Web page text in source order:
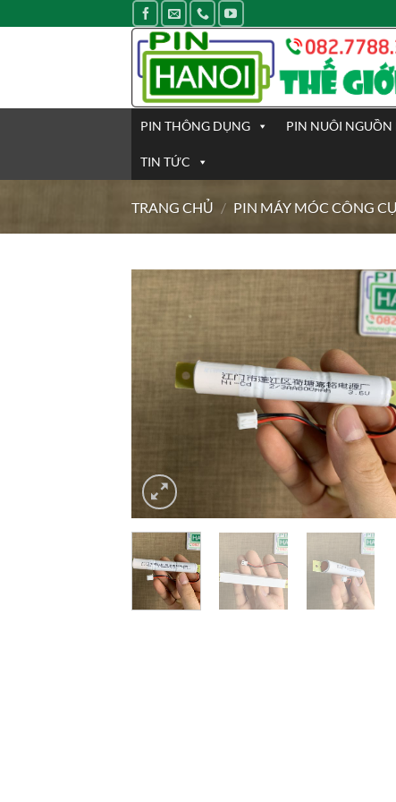
qua
PIN THÔNG DỤNG PIN NUÔI NGUỒN
TIN TỨC
TRANG CHỦ / PIN MÁY MÓC CÔNG CỤ